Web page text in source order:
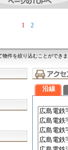
1 2
件を絞り込むことができ
沿線